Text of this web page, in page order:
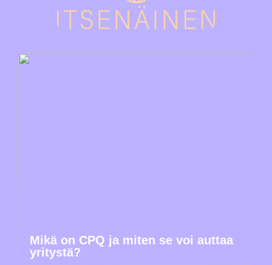
Mikä on CPQ ja miten se voi auttaa
yritystä?